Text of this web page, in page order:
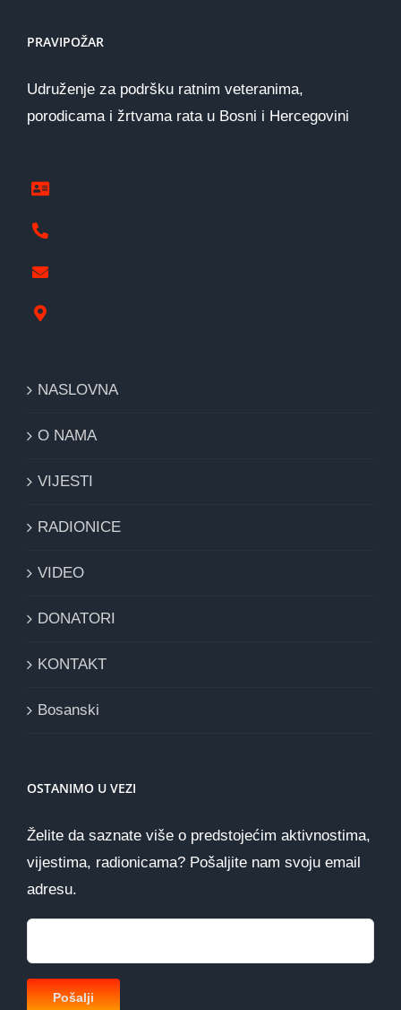
PRAVIPOŽAR
Udruženje za podršku ratnim veteranima,
porodicama i žrtvama rata u Bosni i Hercegovini
NASLOVNA
O NAMA
VIJESTI
RADIONICE
VIDEO
DONATORI
KONTAKT
Bosanski
OSTANIMO U VEZI
Želite da saznate više o predstojećim aktivnostima,
vijestima, radionicama? Pošaljite nam svoju email
adresu.